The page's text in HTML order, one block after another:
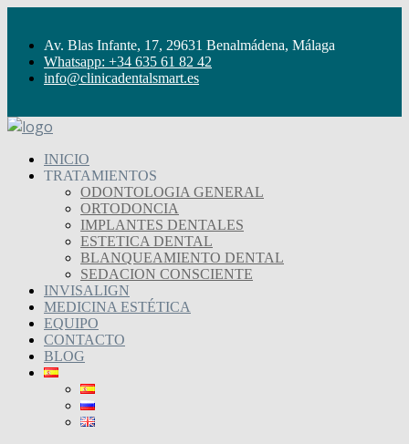
Av. Blas Infante, 17, 29631 Benalmádena, Málaga
Whatsapp: +34 635 61 82 42
info@clinicadentalsmart.es
INICIO
TRATAMIENTOS
ODONTOLOGIA GENERAL
ORTODONCIA
IMPLANTES DENTALES
ESTETICA DENTAL
BLANQUEAMIENTO DENTAL
SEDACION CONSCIENTE
INVISALIGN
MEDICINA ESTÉTICA
EQUIPO
CONTACTO
BLOG